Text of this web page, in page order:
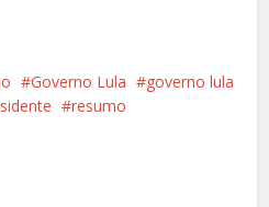
Governo Lula
governo lula
resumo